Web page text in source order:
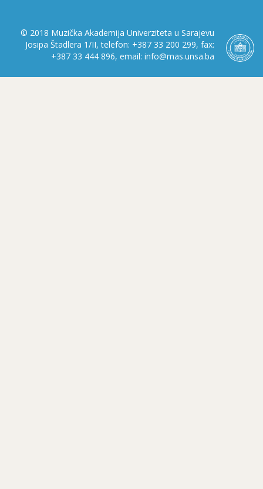
© 2018 Muzička Akademija Univerziteta u Sarajevu
Josipa Štadlera 1/II, telefon: +387 33 200 299, fax:
+387 33 444 896, email: info@mas.unsa.ba